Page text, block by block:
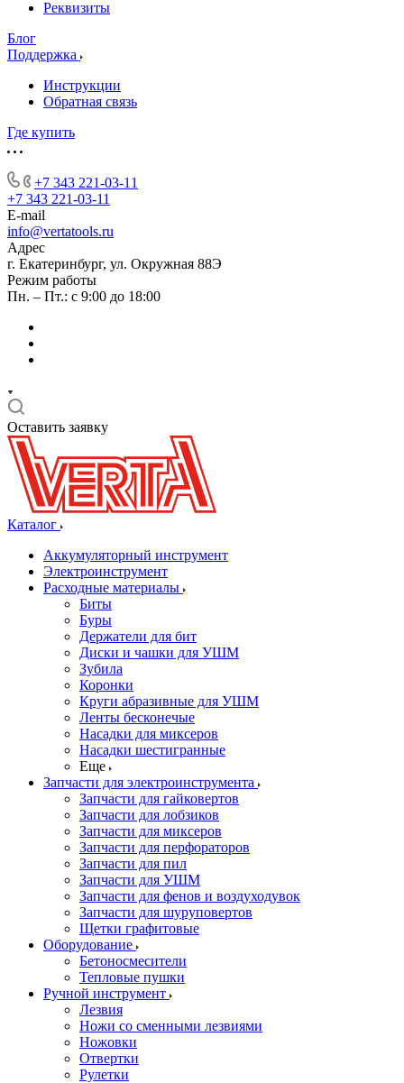
Реквизиты
Блог
Поддержка
Инструкции
Обратная связь
Где купить
+7 343 221-03-11
+7 343 221-03-11
E-mail
info@vertatools.ru
Адрес
г. Екатеринбург, ул. Окружная 88Э
Режим работы
Пн. – Пт.: с 9:00 до 18:00
Оставить заявку
Каталог
Аккумуляторный инструмент
Электроинструмент
Расходные материалы
Биты
Буры
Держатели для бит
Диски и чашки для УШМ
Зубила
Коронки
Круги абразивные для УШМ
Ленты бесконечые
Насадки для миксеров
Насадки шестигранные
Еще
Запчасти для электроинструмента
Запчасти для гайковертов
Запчасти для лобзиков
Запчасти для миксеров
Запчасти для перфораторов
Запчасти для пил
Запчасти для УШМ
Запчасти для фенов и воздуходувок
Запчасти для шуруповертов
Щетки графитовые
Оборудование
Бетоносмесители
Тепловые пушки
Ручной инструмент
Лезвия
Ножи со сменными лезвиями
Ножовки
Отвертки
Рулетки